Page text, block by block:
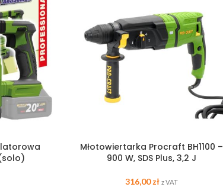
Młotowiertarka Procraft BH1100 –
900 W, SDS Plus, 3,2 J
316,00zł z VAT